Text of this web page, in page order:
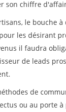
son chiffre
le bouche
les désirant
il faudra
de leads
de
ou au porte à